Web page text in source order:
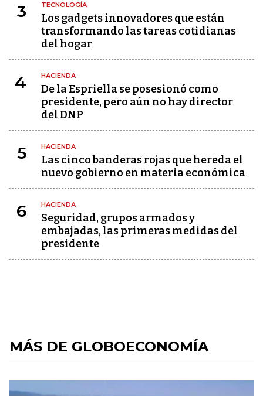
3 TECNOLOGÍA
Los gadgets innovadores que están
transformando las tareas cotidianas
del hogar
4 HACIENDA
De la Espriella se posesionó como
presidente, pero aún no hay director
del DNP
5 HACIENDA
Las cinco banderas rojas que hereda el
nuevo gobierno en materia económica
6 HACIENDA
Seguridad, grupos armados y
embajadas, las primeras medidas del
presidente
MÁS DE GLOBOECONOMÍA